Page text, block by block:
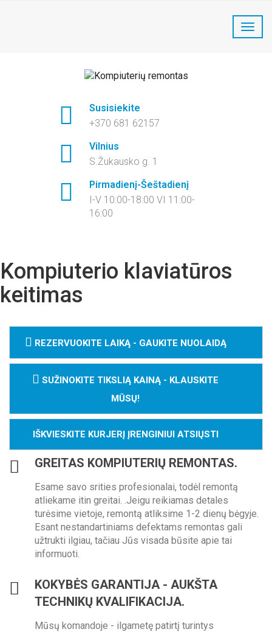
+370 681 62157
Susisiekite
+370 681 62157
Vilnius
S.Žukausko g. 1
Pirmadienį-Šeštadienį
I-V 10:00-18:00 VI 11:00-
16:00
Kompiuterio klaviatūros
keitimas
REZERVUOKITE LAIKĄ - GAUKITE NUOLAIDĄ
SUŽINOKITE TIKSLIĄ KAINĄ - KLAUSKITE
MŪSŲ!
IŠKVIESKITE KURJERĮ ĮRENGINIUI ATSIŲSTI
GREITAS KOMPIUTERIŲ REMONTAS.
Esame savo srities profesionalai, todėl remontą
atliekame itin greitai. .Jeigu reikiamas detales
turėsime vietoje, remontą atliksime 1-2 dienų bėgyje.
Esant nestandartiniams defektams remontas gali
užtrukti ilgiau, tačiau Jūs visada būsite apie tai
informuoti.
KOKYBĖS GARANTIJA - AUKŠTA
TECHNIKŲ KVALIFIKACIJA.
Mūsų komandoje - ilgametę patirtį turintys